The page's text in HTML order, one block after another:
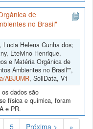
de
no Brasil"
Lucia Helena Cunha dos;
Etelvino Henrique,
e Matéria Orgânica de
Ambientes no Brasil"",
ABJUMR, SoilData, V1
dados são
física e quimica, foram
e PR.
5 Próxima > »